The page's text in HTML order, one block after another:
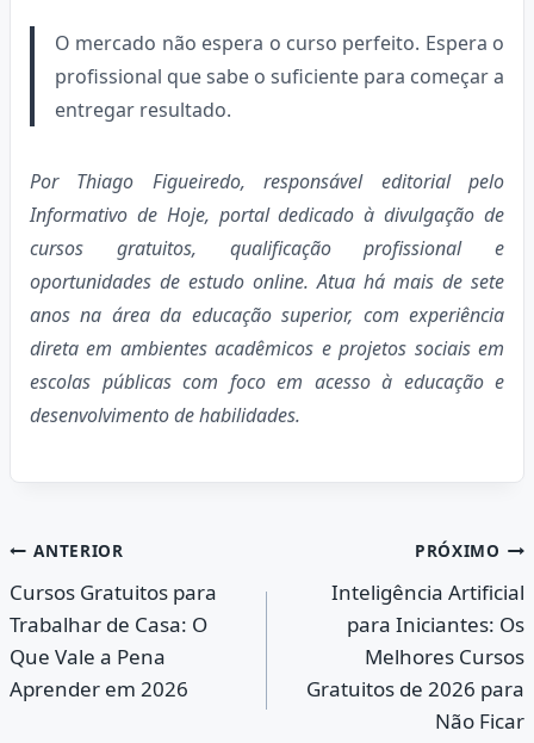
O mercado não espera o curso perfeito. Espera o
profissional que sabe o suficiente para começar a
entregar resultado.
Por Thiago Figueiredo, responsável editorial pelo
Informativo de Hoje, portal dedicado à divulgação de
cursos gratuitos, qualificação profissional e
oportunidades de estudo online. Atua há mais de sete
anos na área da educação superior, com experiência
direta em ambientes acadêmicos e projetos sociais em
escolas públicas com foco em acesso à educação e
desenvolvimento de habilidades.
Navegação
de
Post
ANTERIOR
Cursos Gratuitos para
Trabalhar de Casa: O
Que Vale a Pena
Aprender em 2026
PRÓXIMO
Inteligência Artificial
para Iniciantes: Os
Melhores Cursos
Gratuitos de 2026 para
Não Ficar